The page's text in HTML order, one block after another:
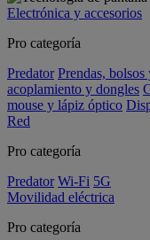
Electrónica y accesorios
Pro categoría
Predator Prendas, bolsos
acoplamiento y dongles
mouse y lápiz óptico
Red
Pro categoría
Predator Wi-Fi 5G
Movilidad eléctrica
Pro categoría